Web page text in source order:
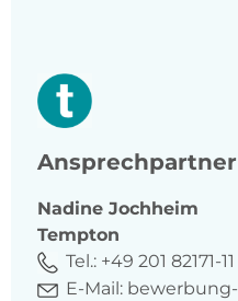
Ansprechpartner
Nadine Jochheim
Tempton
Tel.: +49 201 82171-11
E-Mail: bewerbung-